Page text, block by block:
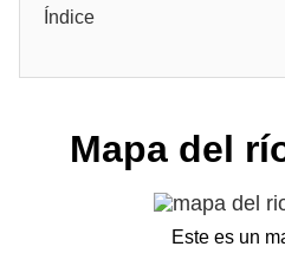
Índice
Mapa del
Este es un